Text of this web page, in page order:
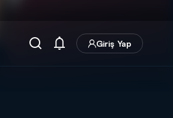
Giriş Yap